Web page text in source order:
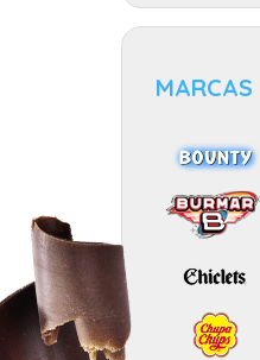
MARCAS